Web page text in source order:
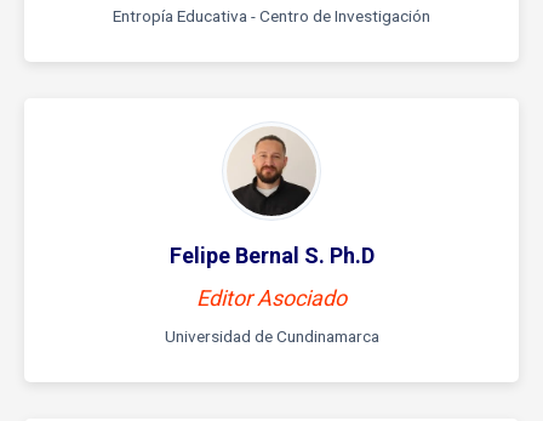
Entropía Educativa - Centro de Investigación
Felipe Bernal S. Ph.D
Editor Asociado
Universidad de Cundinamarca